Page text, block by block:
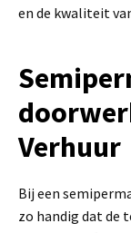
en de kwaliteit
Verhuur
Bij een
zo handig dat de